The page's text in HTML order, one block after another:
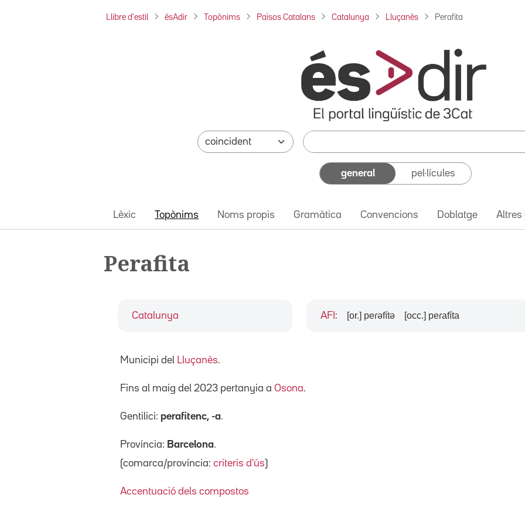
Llibre d'estil ésAdir Topònims Països Catalans Catalunya Lluçanès Perafita
general pel·lícules
Lèxic Topònims Noms propis Gramàtica Convencions Doblatge Altres
Perafita
Catalunya AFI : [or.] peɾəfítə [occ.] peɾafíta
Municipi del Lluçanès.
Fins al maig del 2023 pertanyia a Osona.
Gentilici: perafitenc, -a.
Província: Barcelona.
(comarca/província: criteris d'ús)
Accentuació dels compostos